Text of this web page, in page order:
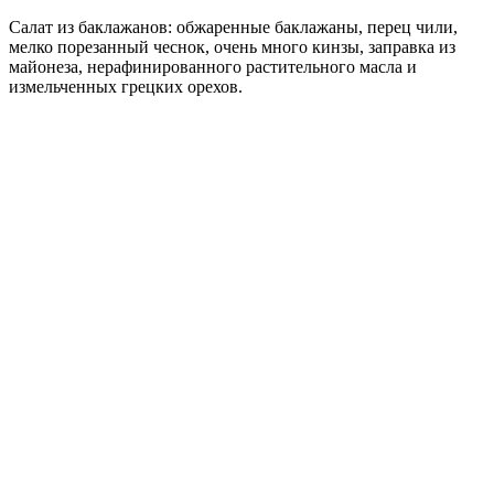
Салат из баклажанов: обжаренные баклажаны, перец чили,
мелко порезанный чеснок, очень много кинзы, заправка из
майонеза, нерафинированного растительного масла и
измельченных грецких орехов.